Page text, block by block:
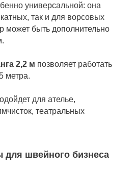
универсальной: она
так и для ворсовых
может быть дополнительно
2,2 м позволяет работать
метра.
для ателье,
театральных
для швейного бизнеса